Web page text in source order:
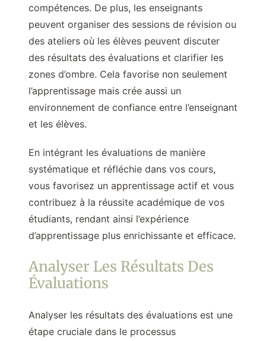
compétences. De plus, les enseignants
peuvent organiser des sessions de révision ou
des ateliers où les élèves peuvent discuter
des résultats des évaluations et clarifier les
zones d’ombre. Cela favorise non seulement
l’apprentissage mais crée aussi un
environnement de confiance entre l’enseignant
et les élèves.
En intégrant les évaluations de manière
systématique et réfléchie dans vos cours,
vous favorisez un apprentissage actif et vous
contribuez à la réussite académique de vos
étudiants, rendant ainsi l’expérience
d’apprentissage plus enrichissante et efficace.
Analyser Les Résultats Des
Évaluations
Analyser les résultats des évaluations est une
étape cruciale dans le processus